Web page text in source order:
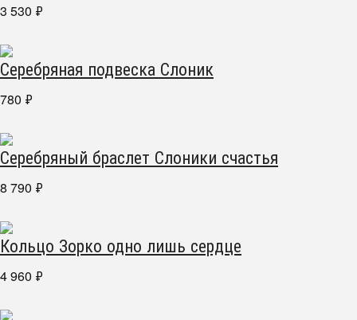
3 530 ₽
Серебряная подвеска Слоник
780 ₽
Серебряный браслет Слоники счастья
8 790 ₽
Кольцо Зорко одно лишь сердце
4 960 ₽